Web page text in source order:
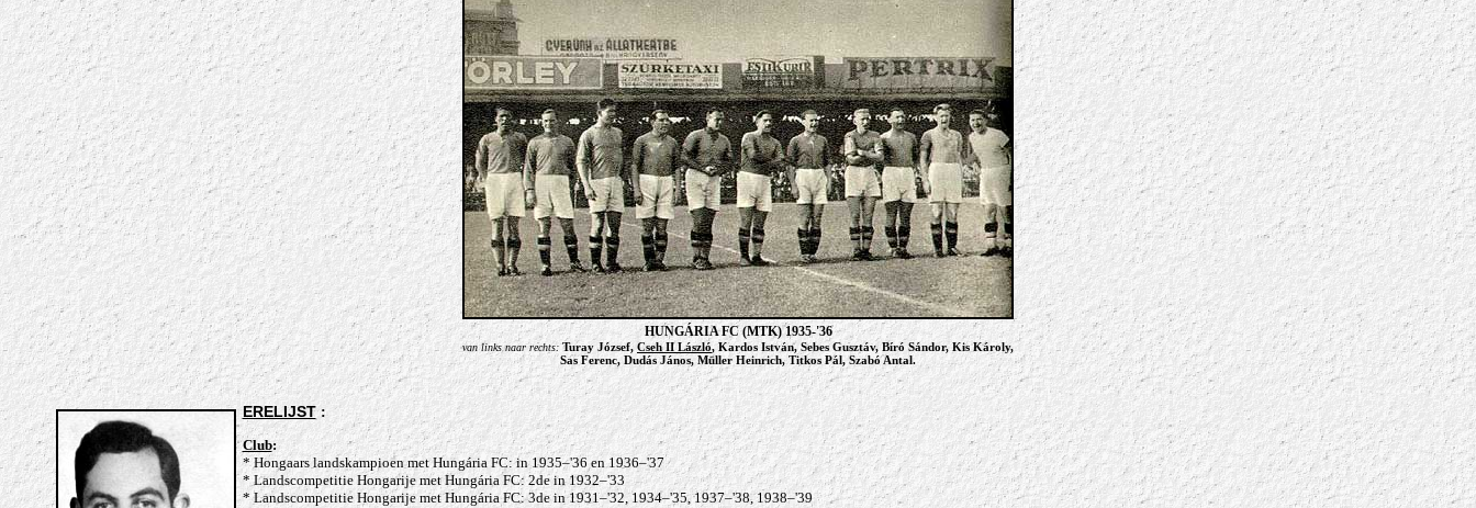
HUNGÁRIA FC (MTK) 1935-'36
van links naar rechts:Turay József, Cseh II László, Kardos István, SebesGusztáv, Bíró Sándor, Kis Károly,
Sas Ferenc, Dudás János, Müller Heinrich, Titkos Pál, Szabó Antal.
ERELIJST:
Club:
* Hongaars landskampioen met Hungária FC: in 1935–'36 en 1936–'37
* Landscompetitie Hongarije met Hungária FC: 2de in 1932–'33
* Landscompetitie Hongarije met Hungária FC: 3de in 1931–'32, 1934–'35, 1937–'38, 1938–'39